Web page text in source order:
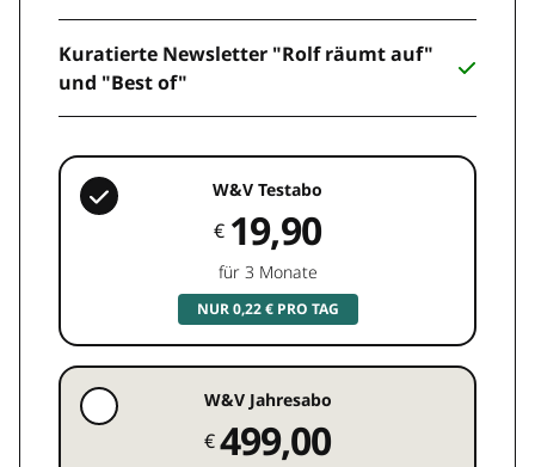
Kuratierte Newsletter "Rolf räumt auf"
und "Best of"
W&V Testabo
€ 19,90
für 3 Monate
NUR 0,22 € PRO TAG
W&V Jahresabo
€499,00